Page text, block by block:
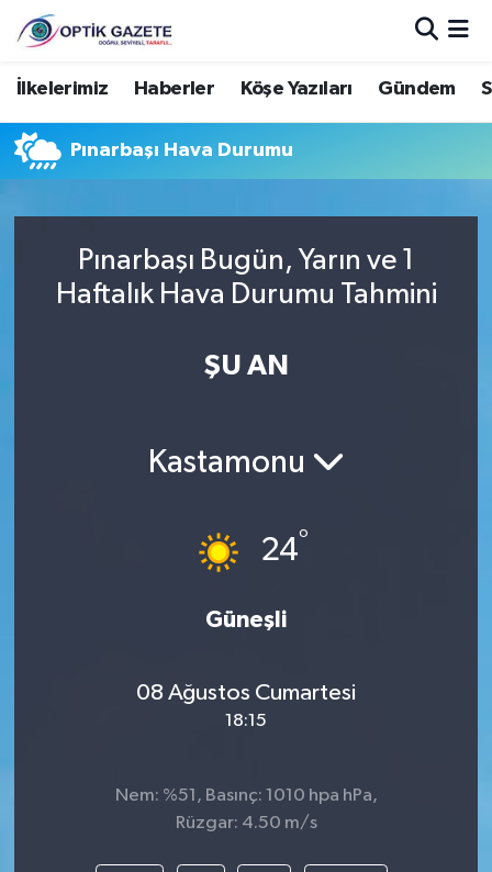
İlkelerimiz Haberler Köşe Yazıları Gündem
Pınarbaşı Hava Durumu
Pınarbaşı Bugün, Yarın ve 1
Haftalık Hava Durumu Tahmini
ŞU AN
Kastamonu
24°
Güneşli
08 Ağustos Cumartesi
18:15
Nem: %51, Basınç: 1010 hpa hPa,
Rüzgar: 4.50 m/s
Nöbetçi Eczaneler
Hava Durumu
Trafik Durumu
Süper Lig Puan Durumu ve Fikstür
Haber Arşivi